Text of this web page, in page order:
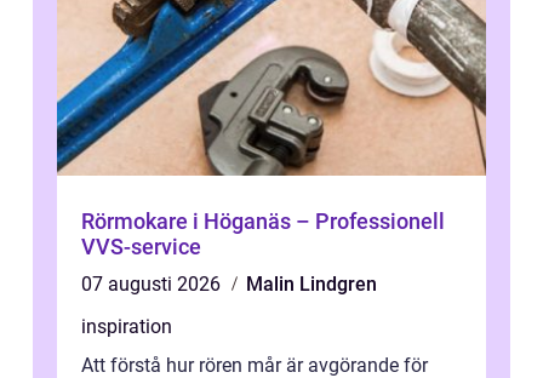
Rörmokare i Höganäs – Professionell
VVS-service
07 augusti 2026
Malin Lindgren
inspiration
Att förstå hur rören mår är avgörande för